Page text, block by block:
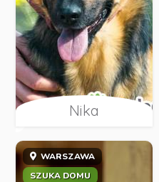
Nika
WARSZAWA
SZUKA DOMU